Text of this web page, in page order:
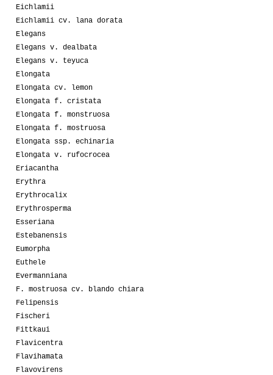
Eichlamii
Eichlamii cv. lana dorata
Elegans
Elegans v. dealbata
Elegans v. teyuca
Elongata
Elongata cv. lemon
Elongata f. cristata
Elongata f. monstruosa
Elongata f. mostruosa
Elongata ssp. echinaria
Elongata v. rufocrocea
Eriacantha
Erythra
Erythrocalix
Erythrosperma
Esseriana
Estebanensis
Eumorpha
Euthele
Evermanniana
F. mostruosa cv. blando chiara
Felipensis
Fischeri
Fittkaui
Flavicentra
Flavihamata
Flavovirens